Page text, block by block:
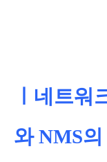
ㅣ네트
와 NMS